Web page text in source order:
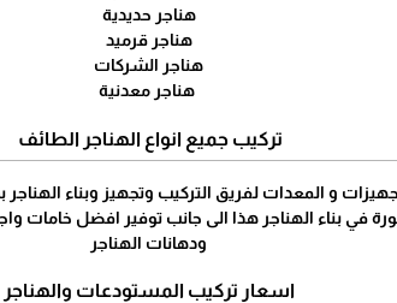
هناجر حديدية
هناجر قرميد
هناجر الشركات
هناجر معدنية
تركيب جميع انواع الهناجر الطائف
و المعدات لفريق التركيب وتجهيز وبناء
في بناء الهناجر هذا الى جانب توفير افضل خامات
ودهانات الهناجر
اسعار تركيب المستودعات والهناجر